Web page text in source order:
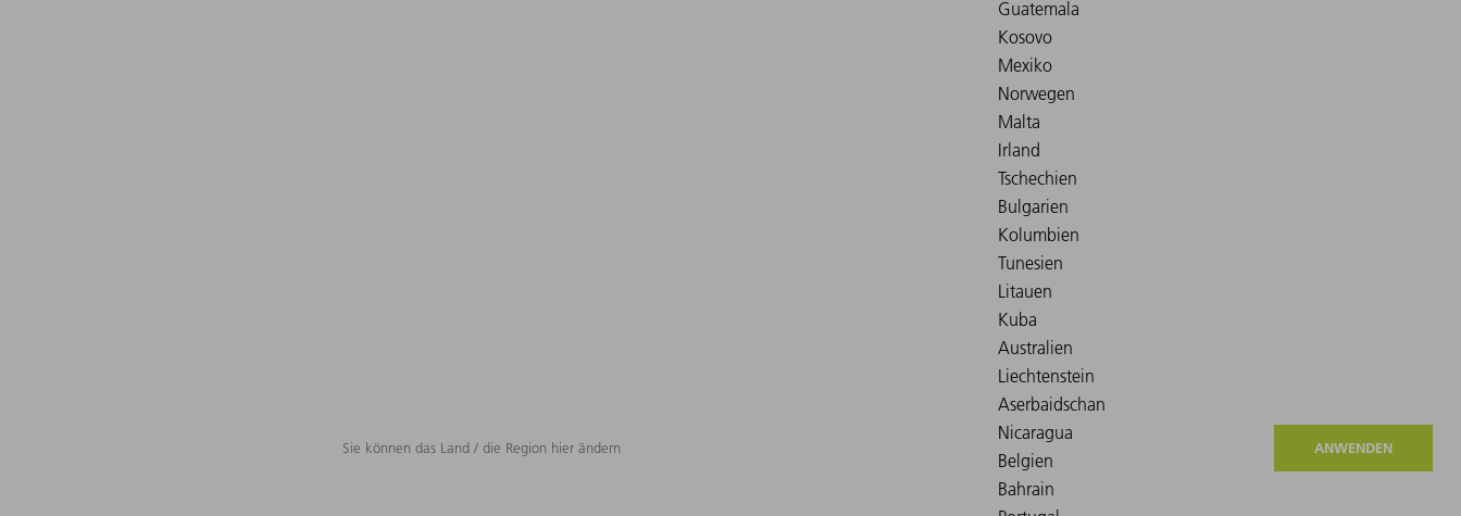
Sie können das Land / die Region hier ändern ANWENDEN